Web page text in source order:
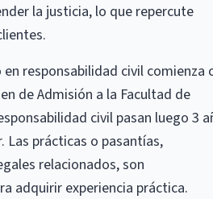
la justicia, lo que repercute
responsabilidad civil comienza
de Admisión a la Facultad de
civil pasan luego 3
prácticas o pasantías,
relacionados, son
adquirir experiencia práctica.